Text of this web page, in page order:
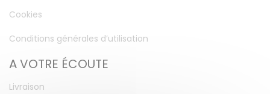
Cookies
Conditions générales d’utilisation
A VOTRE ÉCOUTE
Livraison